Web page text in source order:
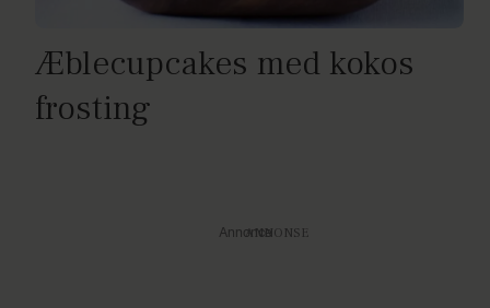
Æblecupcakes med kokos
frosting
Annonce